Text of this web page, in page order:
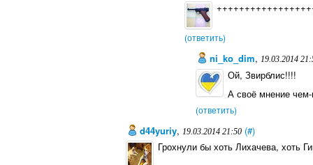
(ответить)
ni_ko_dim, 19.03.2014
Ой, Звирблис!!!!
А своё мнение
(ответить)
d44yuriy, 19.03.2014 21:50 (#)
Грохнули бы хоть Лихачева, хоть